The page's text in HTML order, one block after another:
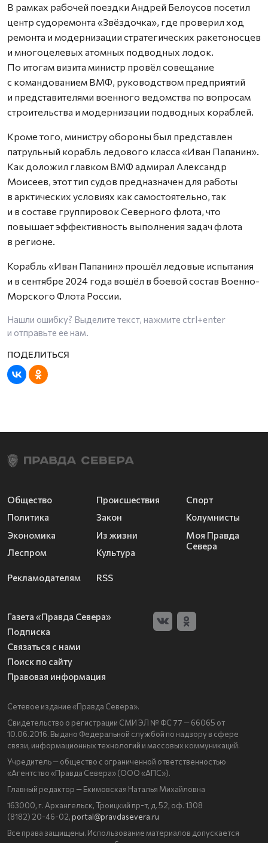
В рамках рабочей поездки Андрей Белоусов посетил
центр судоремонта «Звёздочка», где проверил ход
ремонта и модернизации стратегических ракетоносцев
и многоцелевых атомных подводных лодок.
По итогам визита министр провёл совещание
с командованием ВМФ, руководством предприятий
и представителями военного ведомства по вопросам
строительства и модернизации подводных кораблей.
Кроме того, министру обороны был представлен
патрульный корабль ледового класса «Иван Папанин».
Как доложил главком ВМФ адмирал Александр
Моисеев, этот тип судов предназначен для работы
в арктических условиях как самостоятельно, так
и в составе группировок Северного флота, что
повышает эффективность выполнения задач флота
в регионе.
Корабль «Иван Папанин» прошёл ледовые испытания
и в сентябре 2024 года вошёл в боевой состав Военно-
Морского Флота России.
Нашли ошибку? Выделите текст, нажмите ctrl+enter
и отправьте ее нам.
Общество
Политика
Экономика
Леспром
Происшествия
Закон
Из жизни
Культура
Спорт
Колумнисты
Моя Правда
Севера
Рекламодателям RSS
Газета «Правда Севера»
Подписка
Связаться с нами
Поиск по сайту
Правовая информация
Сетевое издание «Правда Севера».
Свидетельство о регистрации СМИ ЭЛ № ФС 77 — 66065 от
10.06.2016. Выдано Федеральной службой по надзору в сфере
связи, информационных технологий и массовых коммуникаций.
Учредитель — общество с ограниченной ответственностью
«Агентство «Правда Севера» (ООО «АПС»).
Главный редактор — Екимовская Наталья Михайловна
163000, г. Архангельск, Троицкий пр-т, д. 52, оф. 1308
(8182) 20-46-02, portal@pravdasevera.ru
Все права защищены. Использование материалов допускается